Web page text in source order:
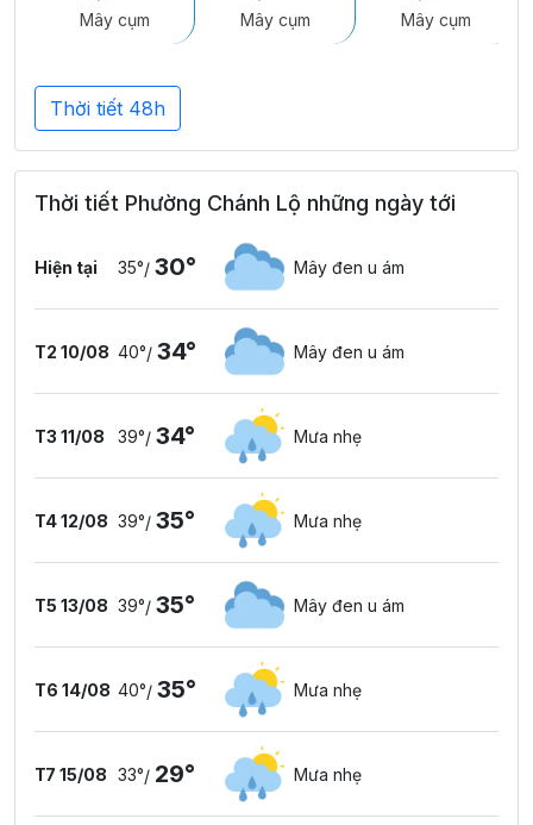
Mây cụm
Mây cụm
Mây cụm
Thời tiết 48h
Thời tiết Phường Chánh Lộ những ngày tới
Hiện tại 35°/ 30° Mây đen u ám
T2 10/08 40°/ 34° Mây đen u ám
T3 11/08 39°/ 34° Mưa nhẹ
T4 12/08 39°/ 35° Mưa nhẹ
T5 13/08 39°/ 35° Mây đen u ám
T6 14/08 40°/ 35° Mưa nhẹ
T7 15/08 33°/ 29° Mưa nhẹ